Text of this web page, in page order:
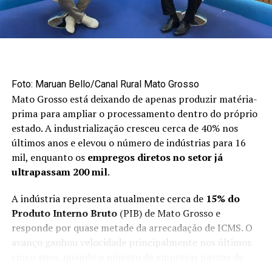
“Poderia ter sido mais não fosse o conflito no Oriente
Médio. Neste ano, embora tenhamos tido um aumento
Mercado externo concentra
oportunidades no primeiro semestre
Apesar do avanço das exportações, a maior parte da
produção brasileira de maçãs ainda permanece no
mercado interno. Cerca de 90% da fruta produzida no
país é destinada ao consumidor brasileiro.
O primeiro semestre é considerado uma janela
estratégica para as vendas externas porque coincide
com o período de entressafra do hemisfério norte,
Foto: Maruan Bello/Canal Rural Mato Grosso
Mato Grosso está deixando de apenas produzir matéria-
prima para ampliar o processamento dentro do próprio
estado. A industrialização cresceu cerca de 40% nos
últimos anos e elevou o número de indústrias para 16
mil, enquanto osempregos diretos no setor já
ultrapassam 200 mil.
A indústria representa atualmente cerca de 15% do
Produto Interno Bruto(PIB) de Mato Grosso e
responde por quase metade da arrecadação de ICMS. O
avanço ganhou velocidade principalmente nos últimos